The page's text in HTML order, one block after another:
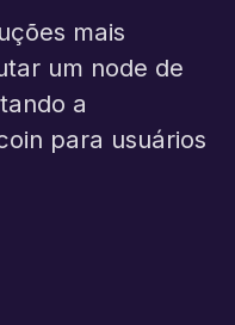
mais
um node de
a
para usuários